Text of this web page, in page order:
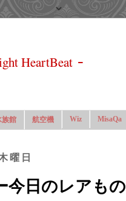
HeartBeat -
族館 航空機 Wiz MisaQa
曜日
日のレアもの